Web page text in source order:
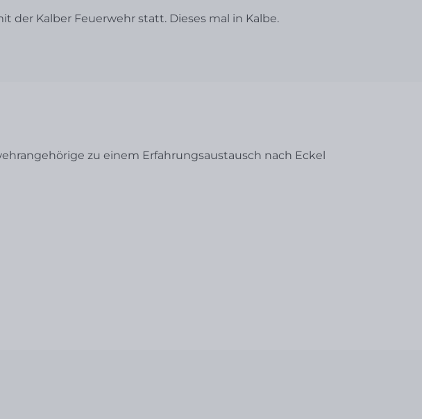
der Kalber Feuerwehr statt. Dieses mal in Kalbe.
zu einem Erfahrungsaustausch nach Eckel